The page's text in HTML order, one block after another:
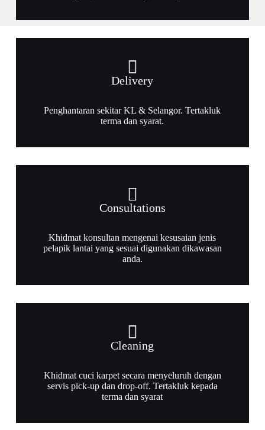
Delivery
Penghantaran sekitar KL & Selangor. Tertakluk
terma dan syarat.
Consultations
Khidmat konsultan mengenai kesusaian jenis
pelapik lantai yang sesuai digunakan dikawasan
anda.
Cleaning
Khidmat cuci karpet secara menyeluruh dengan
servis pick-up dan drop-off. Tertakluk kepada
terma dan syarat